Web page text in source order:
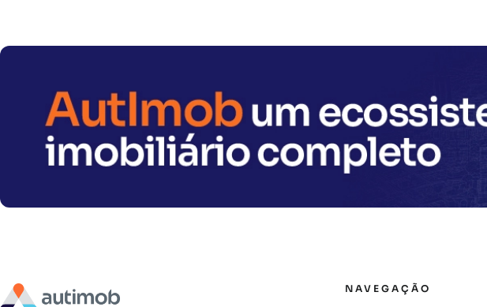
NAVEGAÇÃO